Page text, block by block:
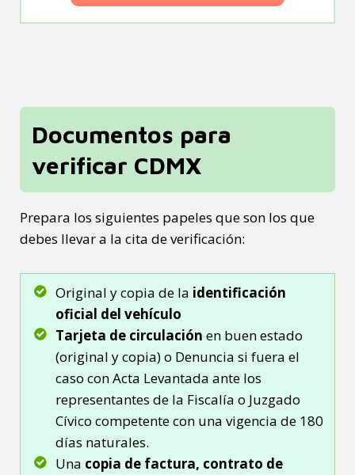
Documentos para
verificar CDMX
Prepara los siguientes papeles que son los que
debes llevar a la cita de verificación:
Original y copia de la identificación
oficial del vehículo
Tarjeta de circulación en buen estado
(original y copia) o Denuncia si fuera el
caso con Acta Levantada ante los
representantes de la Fiscalía o Juzgado
Cívico competente con una vigencia de 180
días naturales.
Una copia de factura, contrato de